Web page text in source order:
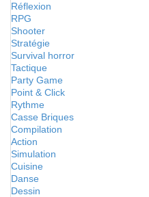
Réflexion
RPG
Shooter
Stratégie
Survival horror
Tactique
Party Game
Point & Click
Rythme
Casse Briques
Compilation
Action
Simulation
Cuisine
Danse
Dessin